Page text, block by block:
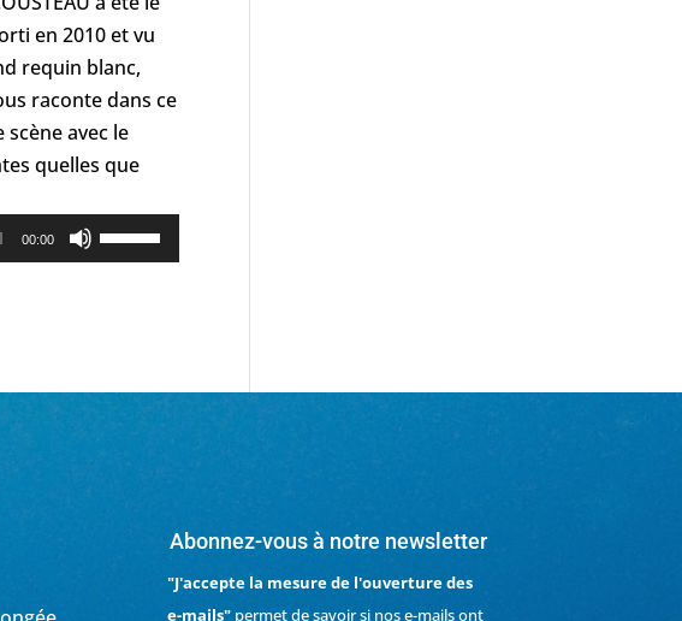
en 2010 et vu
requin blanc,
raconte dans ce
avec le
quelles que
00:00
Utilisez
les
augmenter
Abonnez-vous à notre newsletter
"J'accepte la mesure de l'ouverture des
e-mails"permet de savoir si nos e-mails ont